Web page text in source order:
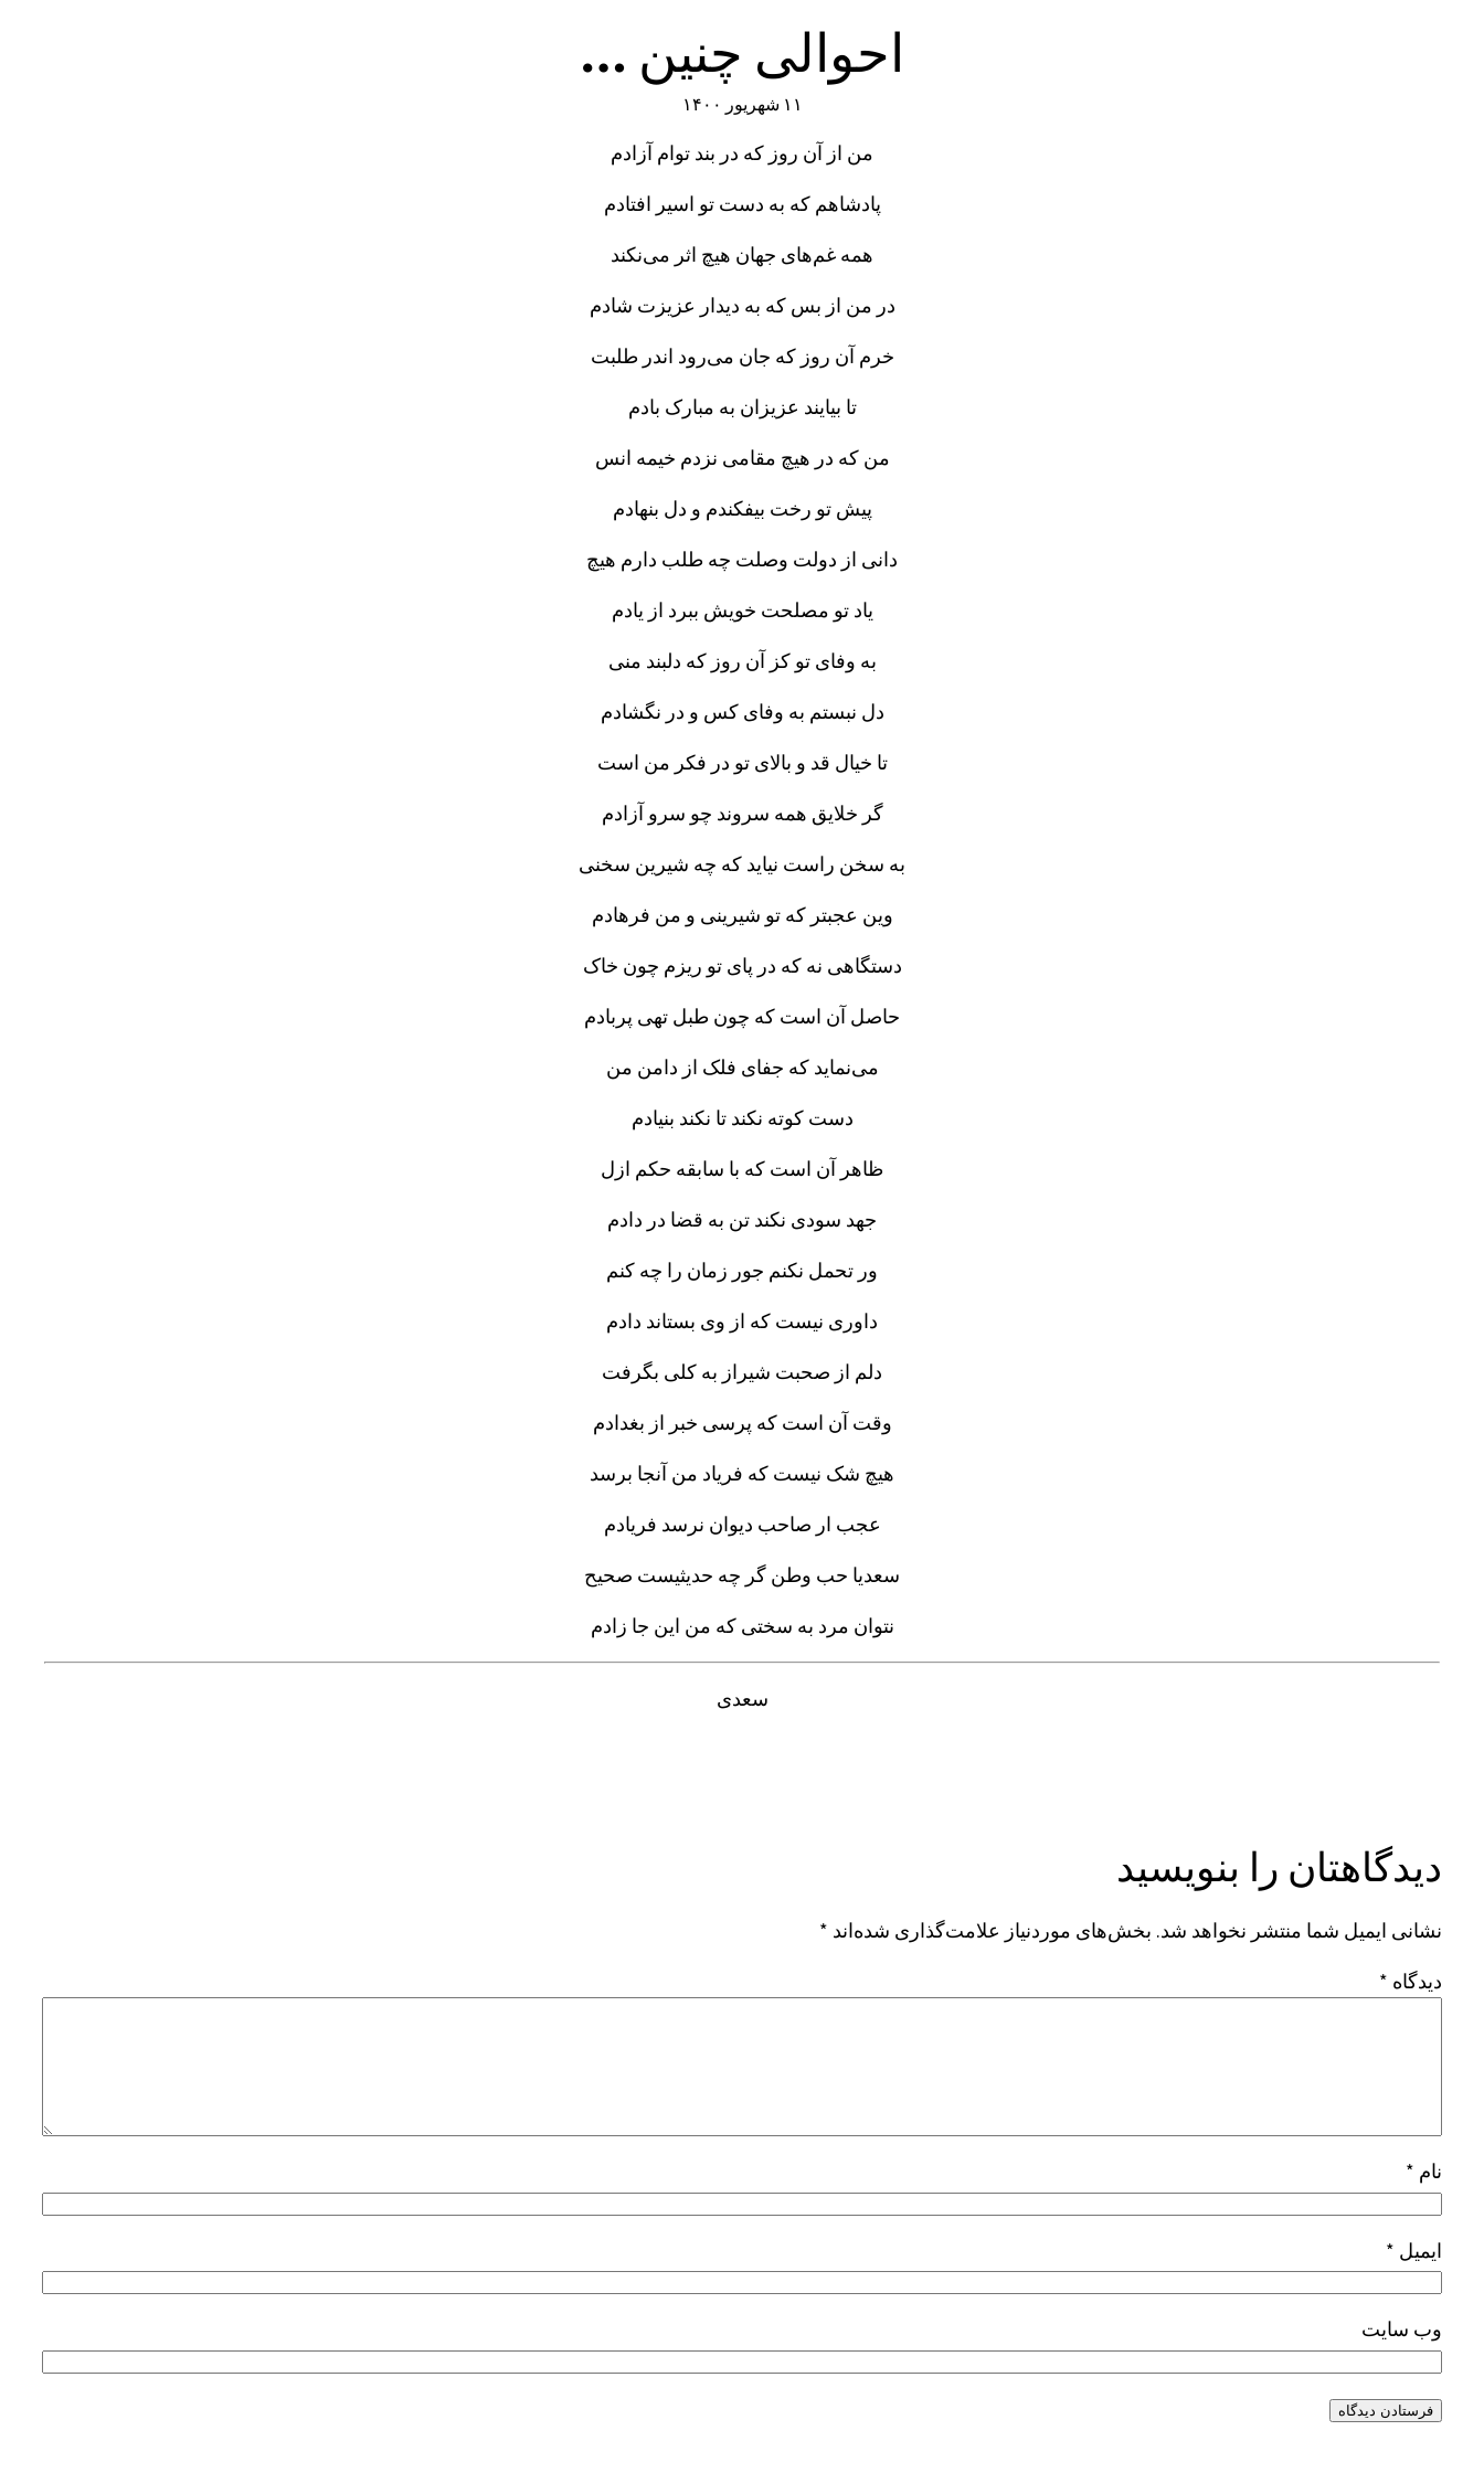
احوالی چنین …
۱۱ شهریور ۱۴۰۰
من از آن روز که در بند توام آزادم
پادشاهم که به دست تو اسیر افتادم
همه غم‌های جهان هیچ اثر می‌نکند
در من از بس که به دیدار عزیزت شادم
خرم آن روز که جان می‌رود اندر طلبت
تا بیایند عزیزان به مبارک بادم
من که در هیچ مقامی نزدم خیمه انس
پیش تو رخت بیفکندم و دل بنهادم
دانی از دولت وصلت چه طلب دارم هیچ
یاد تو مصلحت خویش ببرد از یادم
به وفای تو کز آن روز که دلبند منی
دل نبستم به وفای کس و در نگشادم
تا خیال قد و بالای تو در فکر من است
گر خلایق همه سروند چو سرو آزادم
به سخن راست نیاید که چه شیرین سخنی
وین عجبتر که تو شیرینی و من فرهادم
دستگاهی نه که در پای تو ریزم چون خاک
حاصل آن است که چون طبل تهی پربادم
می‌نماید که جفای فلک از دامن من
دست کوته نکند تا نکند بنیادم
ظاهر آن است که با سابقه حکم ازل
جهد سودی نکند تن به قضا در دادم
ور تحمل نکنم جور زمان را چه کنم
داوری نیست که از وی بستاند دادم
دلم از صحبت شیراز به کلی بگرفت
وقت آن است که پرسی خبر از بغدادم
هیچ شک نیست که فریاد من آنجا برسد
عجب ار صاحب دیوان نرسد فریادم
سعدیا حب وطن گر چه حدیثیست صحیح
نتوان مرد به سختی که من این جا زادم
سعدی
دیدگاهتان را بنویسید
نشانی ایمیل شما منتشر نخواهد شد. بخش‌های موردنیاز علامت‌گذاری شده‌اند *
دیدگاه *
نام *
ایمیل *
وب‌ سایت